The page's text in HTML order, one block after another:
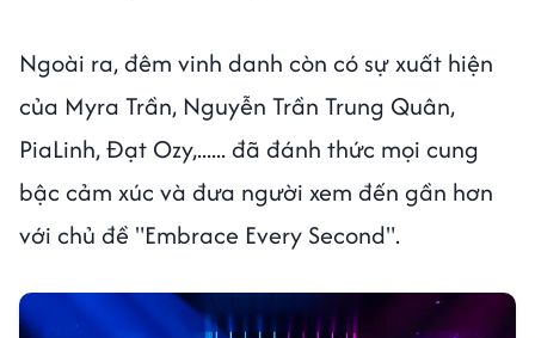
Ngoài ra, đêm vinh danh còn có sự xuất hiện
của Myra Trần, Nguyễn Trần Trung Quân,
PiaLinh, Đạt Ozy,...... đã đánh thức mọi cung
bậc cảm xúc và đưa người xem đến gần hơn
với chủ đề "Embrace Every Second".